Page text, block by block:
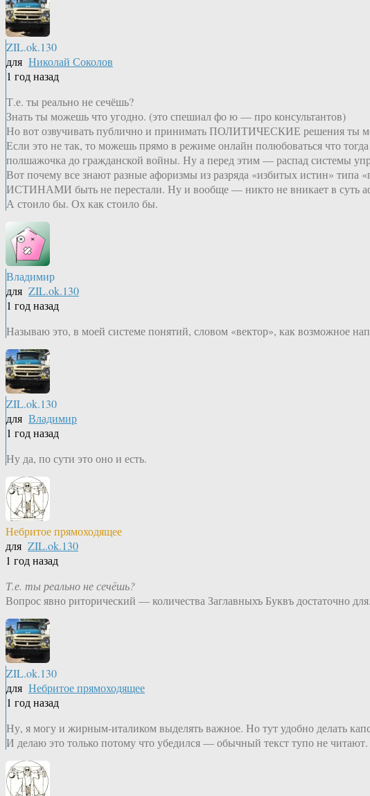
ZIL.ok.130
для Николай Соколов
1 год назад
Т.е. ты реально не сечёшь?
Знать ты можешь что угодно. (это спешиал фо ю — про консультантов)
Но вот озвучивать публично и принимать ПОЛИТИЧЕСКИЕ решения ты
Если это не так, то можешь прямо в режиме онлайн полюбоваться что
полшажочка до гражданской войны. Ну а перед этим — распад системы
Вот почему все знают разные афоризмы из разряда «избитых истин»
ИСТИНАМИ быть не перестали. Ну и вообще — никто не вникает в суть
А стоило бы. Ох как стоило бы.
Владимир
для ZIL.ok.130
1 год назад
Называю это, в моей системе понятий, словом «вектор», как возможное
ZIL.ok.130
для Владимир
1 год назад
Ну да, по сути это оно и есть.
Небритое прямоходящее
для ZIL.ok.130
1 год назад
Т.е. ты реально не сечёшь?
Вопрос явно риторический — количества Заглавныхъ Буквъ достаточно для.
ZIL.ok.130
для Небритое прямоходящее
1 год назад
Ну, я могу и жирным-италиком выделять важное. Но тут удобно делать
И делаю это только потому что убедился — обычный текст тупо не